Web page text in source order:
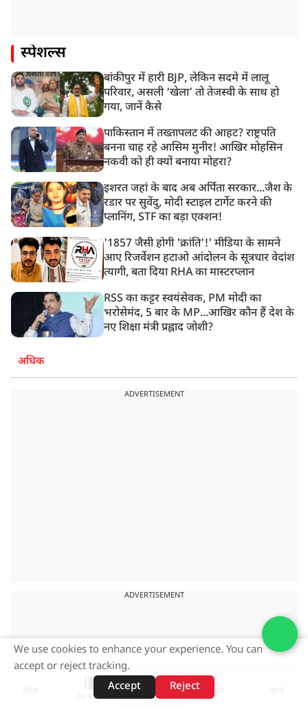
स्पेशल्स
बांकीपुर में हारी BJP, लेकिन सदमे में लालू
परिवार, असली ‘खेला’ तो तेजस्वी के साथ हो
गया, जानें कैसे
पाकिस्तान में तख्तापलट की आहट? राष्ट्रपति
बनना चाह रहे आसिम मुनीर! आखिर मोहसिन
नकवी को ही क्यों बनाया मोहरा?
इशरत जहां के बाद अब अर्पिता सरकार...जैश के
रडार पर सुवेंदु, मोदी स्टाइल टार्गेट करने की
प्लानिंग, STF का बड़ा एक्शन!
'1857 जैसी होगी 'क्रांति'!' मीडिया के सामने
आए रिजर्वेशन हटाओ आंदोलन के सूत्रधार वेदांश
त्यागी, बता दिया RHA का मास्टरप्लान
RSS का कट्टर स्वयंसेवक, PM मोदी का
भरोसेमंद, 5 बार के MP...आखिर कौन हैं देश के
नए शिक्षा मंत्री प्रह्लाद जोशी?
अधिक
ADVERTISEMENT
ADVERTISEMENT
वेब स्टोरीज़
We use cookies to enhance your experience. You can
accept or reject tracking.
Accept
Reject